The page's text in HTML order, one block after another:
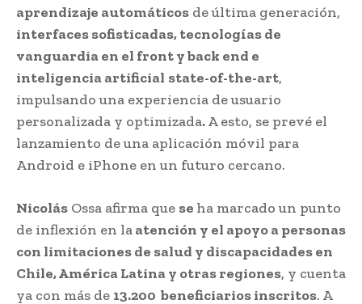
aprendizaje automáticos de última generación,
interfaces sofisticadas,tecnologías de
vanguardia en el front y back end e
inteligencia artificial state-of-the-art,
impulsando una experiencia de usuario
personalizada y optimizada.A esto, se prevé el
lanzamiento de una aplicación móvil para
Android e iPhone en un futuro cercano.
Nicolás Ossa afirma que se ha marcado un punto
de inflexión en laatención y el apoyo a personas
con limitaciones de salud y discapacidades en
Chile, América Latina y otras regiones, y cuenta
ya con más de 13.200 beneficiarios inscritos. A